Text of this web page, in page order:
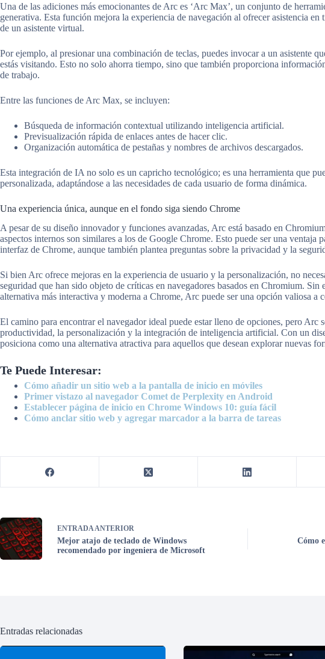
Una de las adiciones más emocionantes de Arc es ‘Arc Max’, un conjunto de
generativa. Esta función mejora la experiencia de navegación al ofrecer asistencia
de un asistente virtual.
Por ejemplo, al presionar una combinación de teclas, puedes invocar a un asistente
estás visitando. Esto no solo ahorra tiempo, sino que también proporciona
de trabajo.
Entre las funciones de Arc Max, se incluyen:
Búsqueda de información contextual utilizando inteligencia artificial.
Previsualización rápida de enlaces antes de hacer clic.
Organización automática de pestañas y nombres de archivos descargados.
Esta integración de IA no solo es un capricho tecnológico; es una herramienta que
personalizada, adaptándose a las necesidades de cada usuario de forma dinámica.
Una experiencia única, aunque en el fondo siga siendo Chrome
A pesar de su diseño innovador y funciones avanzadas, Arc está basado en
aspectos internos son similares a los de Google Chrome. Esto puede ser una ventaja
interfaz de Chrome, aunque también plantea preguntas sobre la privacidad y la
Si bien Arc ofrece mejoras en la experiencia de usuario y la personalización, no
seguridad que han sido objeto de críticas en navegadores basados en Chromium. Sin
alternativa más interactiva y moderna a Chrome, Arc puede ser una opción valiosa a
El camino para encontrar el navegador ideal puede estar lleno de opciones, pero Arc
productividad, la personalización y la integración de inteligencia artificial. Con un
posiciona como una alternativa atractiva para aquellos que desean explorar nuevas
Te Puede Interesar:
Cómo añadir un sitio web a la pantalla de inicio en móviles
Primer vistazo al navegador Comet de Perplexity en Android
Establecer página de inicio en Chrome Windows 10: guía fácil
Cómo anclar sitio web y agregar marcador a la barra de tareas
ENTRADAANTERIOR
Mejor atajo de teclado de Windows
recomendado por ingeniera de Microsoft
Cómo
Entradas relacionadas